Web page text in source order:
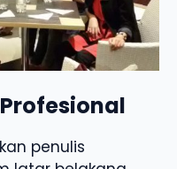
penulis